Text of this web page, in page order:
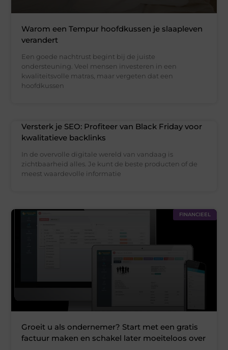
Warom een Tempur hoofdkussen je slaapleven
verandert
Een goede nachtrust begint bij de juiste
ondersteuning. Veel mensen investeren in een
kwaliteitsvolle matras, maar vergeten dat een
hoofdkussen
Versterk je SEO: Profiteer van Black Friday voor
kwalitatieve backlinks
In de overvolle digitale wereld van vandaag is
zichtbaarheid alles. Je kunt de beste producten of de
meest waardevolle informatie
FINANCIEEL
Groeit u als ondernemer? Start met een gratis
factuur maken en schakel later moeiteloos over